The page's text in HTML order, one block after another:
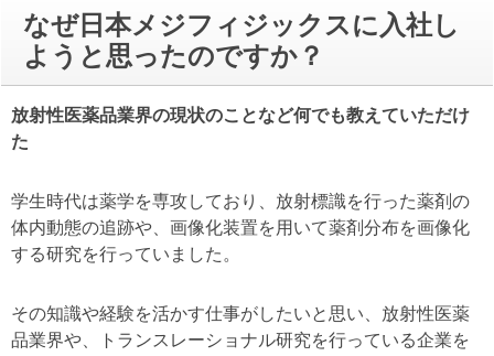
なぜ日本メジフィジックスに入社し
ようと思ったのですか？
放射性医薬品業界の現状のことなど何でも教えていただけ
た
学生時代は薬学を専攻しており、放射標識を行った薬剤の
体内動態の追跡や、画像化装置を用いて薬剤分布を画像化
する研究を行っていました。
その知識や経験を活かす仕事がしたいと思い、放射性医薬
品業界や、トランスレーショナル研究を行っている企業を